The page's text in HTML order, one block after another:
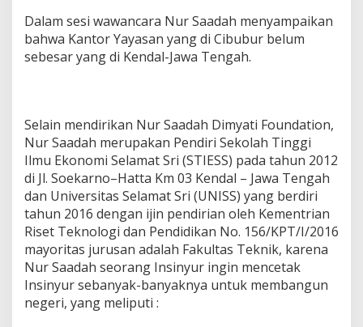
Dalam sesi wawancara Nur Saadah menyampaikan
bahwa Kantor Yayasan yang di Cibubur belum
sebesar yang di Kendal-Jawa Tengah.
Selain mendirikan Nur Saadah Dimyati Foundation,
Nur Saadah merupakan Pendiri Sekolah Tinggi
Ilmu Ekonomi Selamat Sri (STIESS) pada tahun 2012
di Jl. Soekarno–Hatta Km 03 Kendal – Jawa Tengah
dan Universitas Selamat Sri (UNISS) yang berdiri
tahun 2016 dengan ijin pendirian oleh Kementrian
Riset Teknologi dan Pendidikan No. 156/KPT/I/2016
mayoritas jurusan adalah Fakultas Teknik, karena
Nur Saadah seorang Insinyur ingin mencetak
Insinyur sebanyak-banyaknya untuk membangun
negeri, yang meliputi :